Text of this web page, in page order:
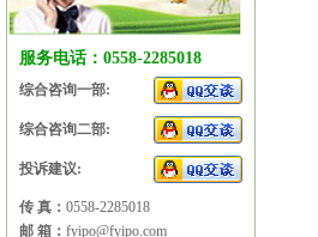
服务电话：0558-2285018
综合咨询一部:
综合咨询二部:
投诉建议:
传 真： 0558-2285018
邮 箱： fyipo@fyipo.com